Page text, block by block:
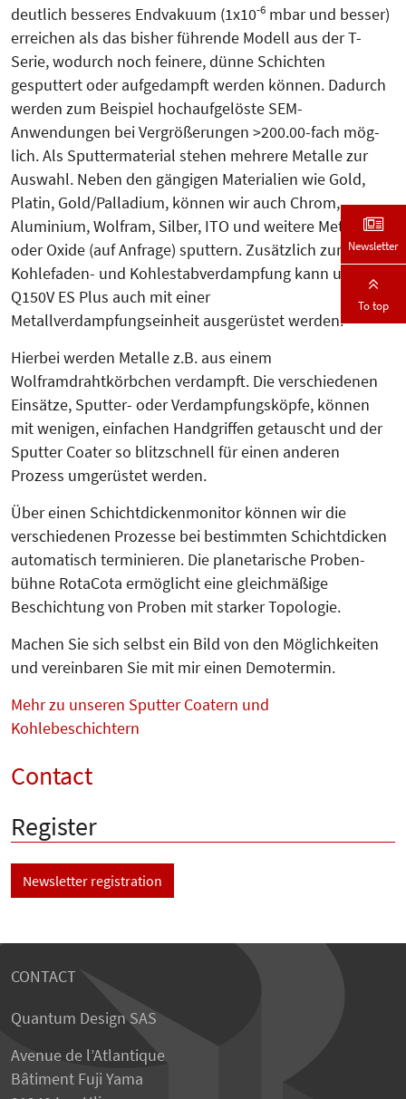
deutlich besseres Endvakuum (1x10-6 mbar und besser)
erreichen als das bisher führende Modell aus der T-
Serie, wodurch noch feinere, dünne Schichten
gesputtert oder aufgedampft werden können. Dadurch
werden zum Beispiel hochaufgelöste SEM-
Anwendungen bei Vergrößerungen >200.00-fach mög­
lich. Als Sputtermaterial stehen mehrere Metalle zur
Auswahl. Neben den gängigen Materialien wie Gold,
Platin, Gold/Palladium, können wir auch Chrom,
Aluminium, Wolfram, Silber, ITO und weitere Metalle
oder Oxide (auf Anfrage) sputtern. Zusätzlich zur
Kohlefaden- und Kohlestabverdampfung kann unser
Q150V ES Plus auch mit einer
Metallverdampfungseinheit ausgerüstet werden.
Hierbei werden Metalle z.B. aus einem
Wolframdrahtkörbchen verdampft. Die verschiedenen
Einsätze, Sputter- oder Verdampfungsköpfe, können
mit wenigen, einfachen Handgriffen getauscht und der
Sputter Coater so blitz­schnell für einen anderen
Prozess um­gerüstet werden.
Über einen Schicht­dickenmonitor können wir die
verschiedenen Prozesse bei bestimmten Schichtdicken
automatisch termi­nieren. Die planetarische Pro­ben­
bühne RotaCota ermöglicht eine gleichmäßige
Beschichtung von Pro­ben mit starker Topologie.
Machen Sie sich selbst ein Bild von den Möglichkeiten
und vereinbaren Sie mit mir einen Demo­termin.
Mehr zu unseren Sputter Coatern und
Kohlebeschichtern
Contact
Register
Newsletter registration
CONTACT
Quantum Design SAS
Avenue de l’Atlantique
Bâtiment Fuji Yama
Newsletter
To top